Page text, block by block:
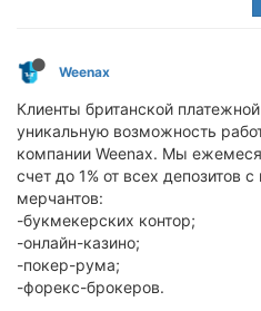
Weenax
Клиенты британской
уникальную возможность
компании Weenax. Мы
счет до 1% от всех депозитов
мерчантов:
-букмекерских контор;
-онлайн-казино;
-покер-рума;
-форекс-брокеров.